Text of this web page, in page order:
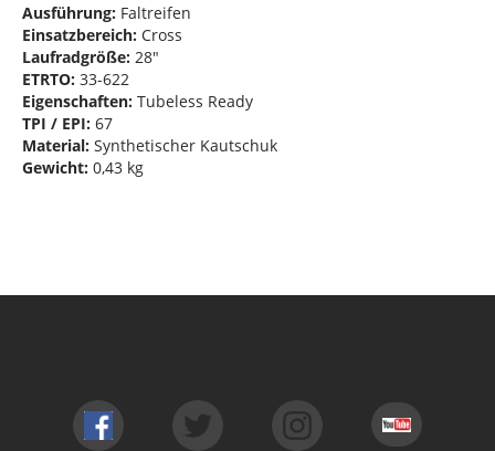
Ausführung: Faltreifen
Einsatzbereich: Cross
Laufradgröße: 28"
ETRTO: 33-622
Eigenschaften: Tubeless Ready
TPI / EPI: 67
Material: Synthetischer Kautschuk
Gewicht: 0,43 kg